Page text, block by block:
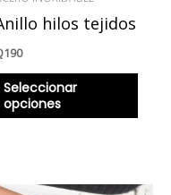
hilos tejidos
190
Seleccionar
opciones
la
de